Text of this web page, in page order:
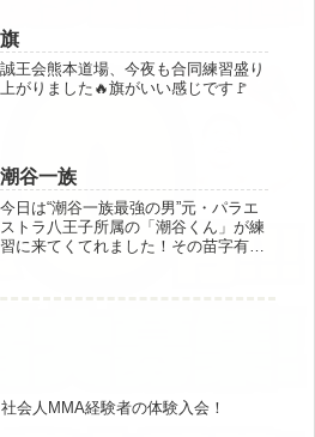
ります。
旗
誠王会熊本道場、今夜も合同練習盛り
上がりました🔥旗がいい感じです🚩
潮谷一族
今日は“潮谷一族最強の男”元・パラエ
ストラ八王子所属の「潮谷くん」が練
習に来てくてれました！その苗字有名
社会人MMA経験者の体験入会！